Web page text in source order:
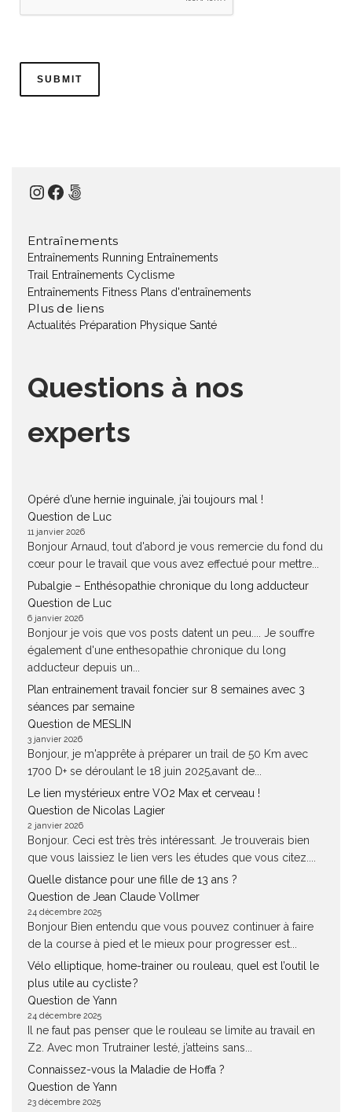
Instagram
Facebook
500px
Entraînements
Entraînements Running Entraînements
Trail
Entraînements Cyclisme
Entraînements Fitness Plans d'entraînements
Plus de liens
Actualités Préparation Physique Santé
Questions à nos
experts
Opéré d’une hernie inguinale, j’ai toujours mal !
Question de Luc
11 janvier 2026
Bonjour Arnaud, tout d'abord je vous remercie du fond du
cœur pour le travail que vous avez effectué pour mettre...
Pubalgie – Enthésopathie chronique du long adducteur
Question de Luc
6 janvier 2026
Bonjour je vois que vos posts datent un peu.... Je souffre
également d'une enthesopathie chronique du long
adducteur depuis un...
Plan entrainement travail foncier sur 8 semaines avec 3
séances par semaine
Question de MESLIN
3 janvier 2026
Bonjour, je m'apprête à préparer un trail de 50 Km avec
1700 D+ se déroulant le 18 juin 2025,avant de...
Le lien mystérieux entre VO2 Max et cerveau !
Question de Nicolas Lagier
2 janvier 2026
Bonjour. Ceci est très très intéressant. Je trouverais bien
que vous laissiez le lien vers les études que vous citez....
Quelle distance pour une fille de 13 ans ?
Question de Jean Claude Vollmer
24 décembre 2025
Bonjour Bien entendu que vous pouvez continuer à faire
de la course à pied et le mieux pour progresser est...
Vélo elliptique, home-trainer ou rouleau, quel est l’outil le
plus utile au cycliste ?
Question de Yann
24 décembre 2025
Il ne faut pas penser que le rouleau se limite au travail en
Z2. Avec mon Trutrainer lesté, j’atteins sans...
Connaissez-vous la Maladie de Hoffa ?
Question de Yann
23 décembre 2025